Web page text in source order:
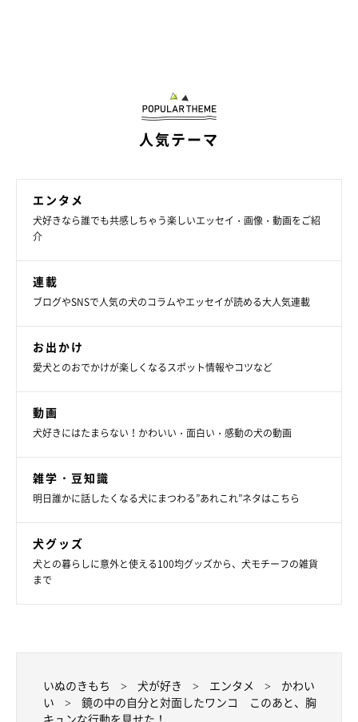
人気テーマ
エンタメ
犬好きなら誰でも共感しちゃう楽しいエッセイ・画像・動画をご紹
介
連載
ブログやSNSで人気の犬のコラムやエッセイが読める大人気連載
お出かけ
愛犬とのおでかけが楽しくなるスポット情報やコツなど
動画
犬好きにはたまらない！かわいい・面白い・感動の犬の動画
雑学・豆知識
明日誰かに話したくなる犬にまつわる”あれこれ”ネタはこちら
犬グッズ
犬との暮らしに意外と使える100均グッズから、犬モチーフの雑貨
まで
いぬのきもち 犬が好き エンタメ
かわい
い
鏡の中の自分と対面したワンコ このあと、胸
キュンな行動を見せた！